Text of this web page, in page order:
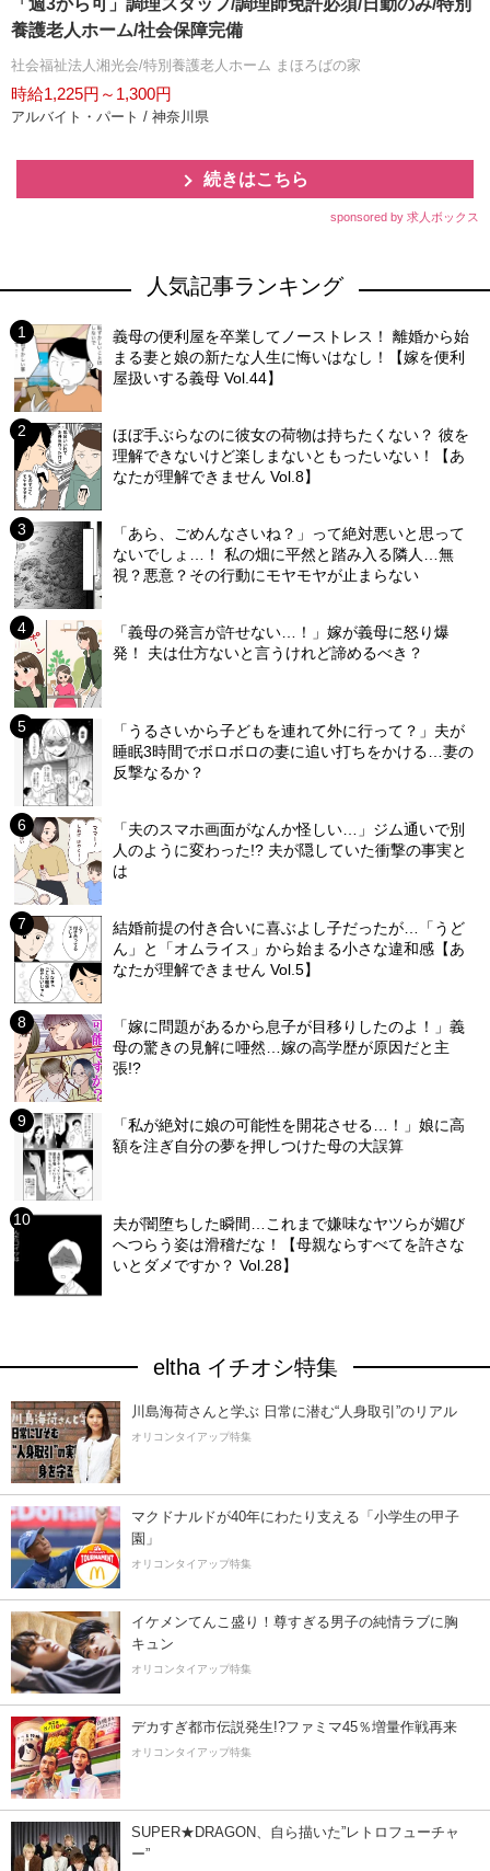
養護老人ホーム/社会保障完備
社会福祉法人湘光会/特別養護老人ホーム まほろばの家
時給1,225円～1,300円
アルバイト・パート / 神奈川県
続きはこちら
sponsored by 求人ボックス
人気記事ランキング
義母の便利屋を卒業してノーストレス！ 離婚から始
まる妻と娘の新たな人生に悔いはなし！【嫁を便利
屋扱いする義母 Vol.44】
ほぼ手ぶらなのに彼女の荷物は持ちたくない？ 彼を
理解できないけど楽しまないともったいない！【あ
なたが理解できません Vol.8】
「あら、ごめんなさいね？」って絶対悪いと思って
ないでしょ…！ 私の畑に平然と踏み入る隣人…無
視？悪意？その行動にモヤモヤが止まらない
「義母の発言が許せない…！」嫁が義母に怒り爆
発！ 夫は仕方ないと言うけれど諦めるべき？
「うるさいから子どもを連れて外に行って？」夫が
睡眠3時間でボロボロの妻に追い打ちをかける…妻の
反撃なるか？
「夫のスマホ画面がなんか怪しい…」ジム通いで別
人のように変わった!? 夫が隠していた衝撃の事実と
は
結婚前提の付き合いに喜ぶよし子だったが…「うど
ん」と「オムライス」から始まる小さな違和感【あ
なたが理解できません Vol.5】
「嫁に問題があるから息子が目移りしたのよ！」義
母の驚きの見解に唖然…嫁の高学歴が原因だと主
張!?
「私が絶対に娘の可能性を開花させる…！」娘に高
額を注ぎ自分の夢を押しつけた母の大誤算
夫が闇堕ちした瞬間…これまで嫌味なヤツらが媚び
へつらう姿は滑稽だな！【母親ならすべてを許さな
いとダメですか？ Vol.28】
eltha イチオシ特集
川島海荷さんと学ぶ 日常に潜む“人身取引”のリアル
オリコンタイアップ特集
マクドナルドが40年にわたり支える「小学生の甲子
園」
オリコンタイアップ特集
イケメンてんこ盛り！尊すぎる男子の純情ラブに胸
キュン
オリコンタイアップ特集
デカすぎ都市伝説発生!?ファミマ45％増量作戦再来
オリコンタイアップ特集
SUPER★DRAGON、自ら描いた”レトロフューチャ
ー”